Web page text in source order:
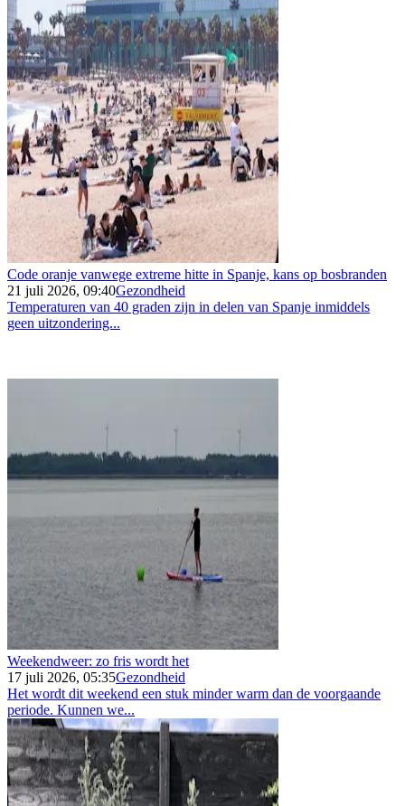
Code oranje vanwege extreme hitte in Spanje, kans op bosbranden
21 juli 2026, 09:40Gezondheid
Temperaturen van 40 graden zijn in delen van Spanje inmiddels
geen uitzondering...
Weekendweer: zo fris wordt het
17 juli 2026, 05:35Gezondheid
Het wordt dit weekend een stuk minder warm dan de voorgaande
periode. Kunnen we...